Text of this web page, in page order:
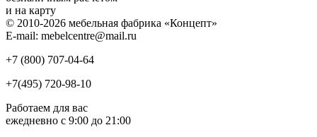
и на карту
© 2010-2026 мебельная фабрика «Концепт»
E-mail: mebelcentre@mail.ru
+7 (800) 707-04-64
+7(495) 720-98-10
Работаем для вас
ежедневно с 9:00 до 21:00